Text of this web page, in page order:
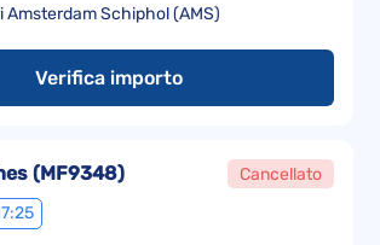
Amsterdam Schiphol (AMS)
Verifica importo
(MF9348) Cancellato